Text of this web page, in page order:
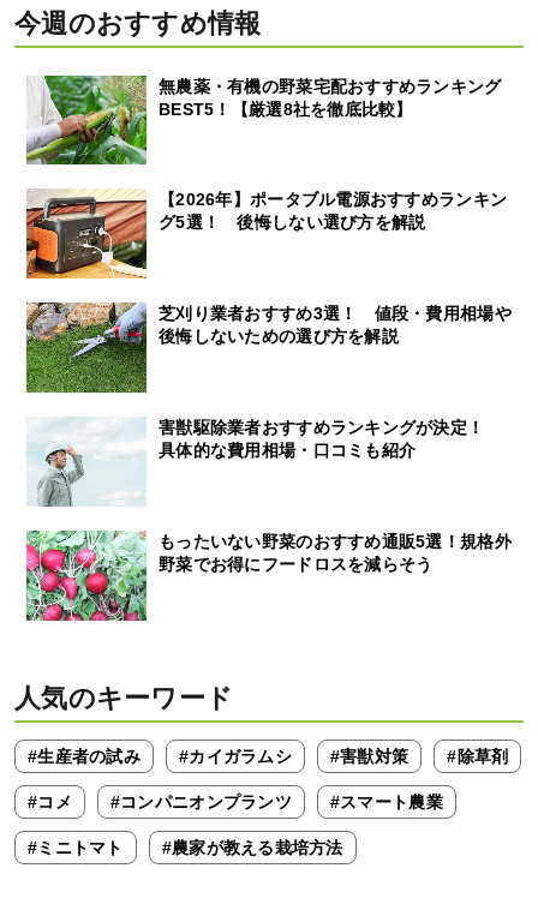
今週のおすすめ情報
無農薬・有機の野菜宅配おすすめランキング
BEST5！【厳選8社を徹底比較】
【2026年】ポータブル電源おすすめランキン
グ5選！ 後悔しない選び方を解説
芝刈り業者おすすめ3選！ 値段・費用相場や
後悔しないための選び方を解説
害獣駆除業者おすすめランキングが決定！
具体的な費用相場・口コミも紹介
もったいない野菜のおすすめ通販5選！規格外
野菜でお得にフードロスを減らそう
人気のキーワード
#生産者の試み #カイガラムシ #害獣対策 #除草剤
#コメ #コンパニオンプランツ #スマート農業
#ミニトマト #農家が教える栽培方法